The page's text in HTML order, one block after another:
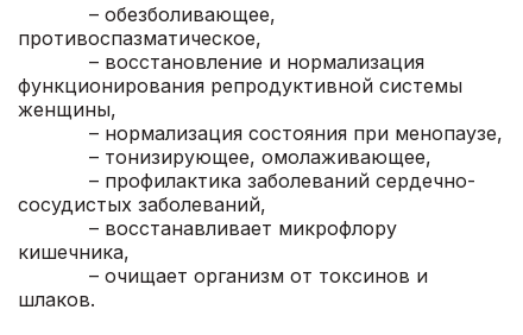
– обезболивающее,
противоспазматическое,
– восстановление и нормализация
функционирования репродуктивной системы
женщины,
– нормализация состояния при менопаузе,
– тонизирующее, омолаживающее,
– профилактика заболеваний сердечно-
сосудистых заболеваний,
– восстанавливает микрофлору
кишечника,
– очищает организм от токсинов и
шлаков.